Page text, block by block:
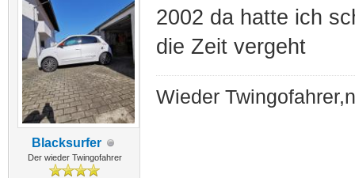
Blacksurfer
Der wieder Twingofahrer
2002 da hatte ich
die Zeit vergeht
Wieder